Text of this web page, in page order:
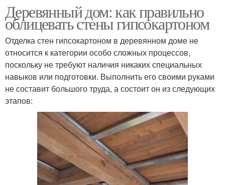
Деревянный дом: как правильно
облицевать стены гипсокартоном
Отделка стен гипсокартоном в деревянном доме не
относится к категории особо сложных процессов,
поскольку не требуют наличия никаких специальных
навыков или подготовки. Выполнить его своими руками
не составит большого труда, а состоит он из следующих
этапов: